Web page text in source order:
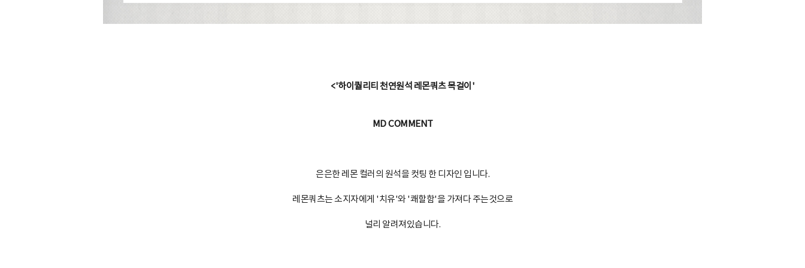
<'하이퀄리티 천연원석 레몬쿼츠 목걸이'
MD COMMENT
은은한 레몬 컬러의 원석을 컷팅 한 디자인 입니다.
레몬쿼츠는 소지자에게 '치유'와 '쾌할함'을 가져다 주는것으로
널리 알려져있습니다.